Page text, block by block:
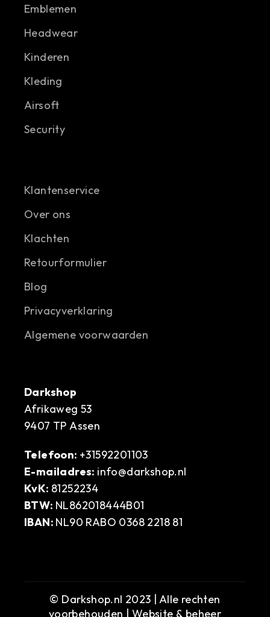
Emblemen
Headwear
Kinderen
Kleding
Airsoft
Security
Klantenservice
Over ons
Klachten
Retourformulier
Blog
Privacyverklaring
Algemene voorwaarden
Darkshop
Afrikaweg 53
9407 TP Assen
Telefoon: +31592201103
E-mailadres: info@darkshop.nl
KvK: 81252234
BTW: NL862018444B01
IBAN: NL90 RABO 0368 2218 81
© Darkshop.nl 2023 | Alle rechten
voorbehouden | Website & beheer